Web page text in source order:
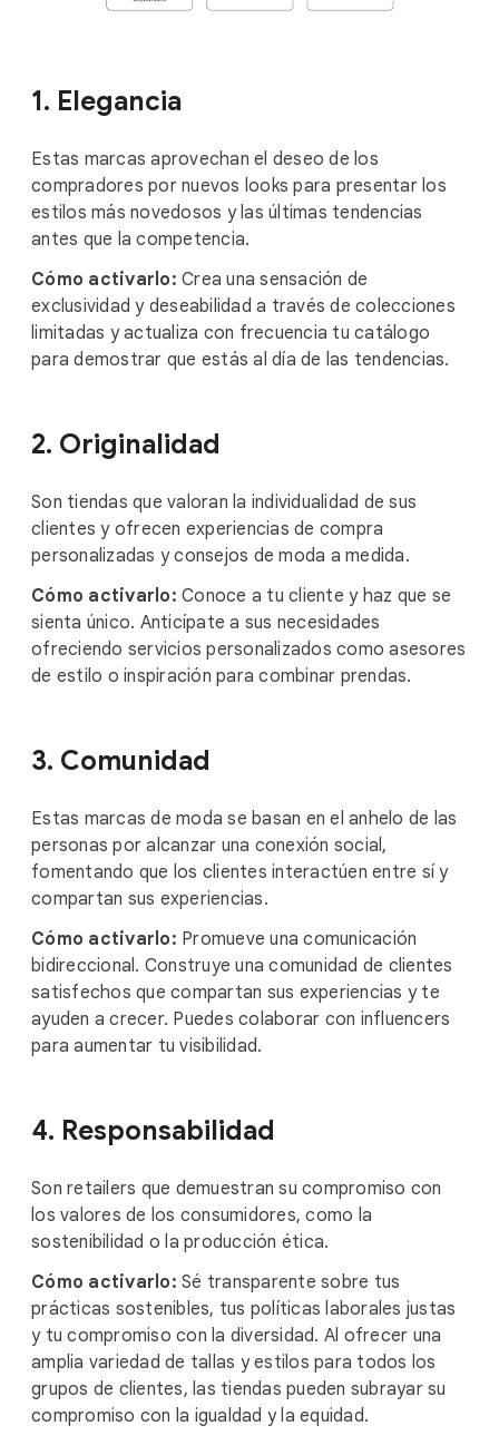
1. Elegancia
Estas marcas aprovechan el deseo de los
compradores por nuevos looks para presentar los
estilos más novedosos y las últimas tendencias
antes que la competencia.
Cómo activarlo: Crea una sensación de
exclusividad y deseabilidad a través de colecciones
limitadas y actualiza con frecuencia tu catálogo
para demostrar que estás al día de las tendencias.
2. Originalidad
Son tiendas que valoran la individualidad de sus
clientes y ofrecen experiencias de compra
personalizadas y consejos de moda a medida.
Cómo activarlo: Conoce a tu cliente y haz que se
sienta único. Anticípate a sus necesidades
ofreciendo servicios personalizados como asesores
de estilo o inspiración para combinar prendas.
3. Comunidad
Estas marcas de moda se basan en el anhelo de las
personas por alcanzar una conexión social,
fomentando que los clientes interactúen entre sí y
compartan sus experiencias.
Cómo activarlo: Promueve una comunicación
bidireccional. Construye una comunidad de clientes
satisfechos que compartan sus experiencias y te
ayuden a crecer. Puedes colaborar con influencers
para aumentar tu visibilidad.
4. Responsabilidad
Son retailers que demuestran su compromiso con
los valores de los consumidores, como la
sostenibilidad o la producción ética.
Cómo activarlo: Sé transparente sobre tus
prácticas sostenibles, tus políticas laborales justas
y tu compromiso con la diversidad. Al ofrecer una
amplia variedad de tallas y estilos para todos los
grupos de clientes, las tiendas pueden subrayar su
compromiso con la igualdad y la equidad.